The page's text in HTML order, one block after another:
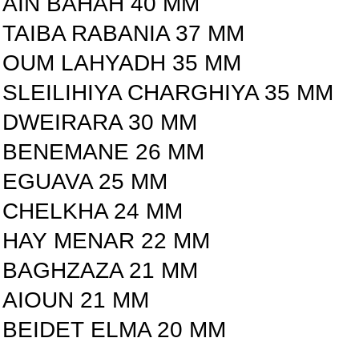
TAIBA RABANIA 37 MM
OUM LAHYADH 35 MM
SLEILIHIYA CHARGHIYA 35 MM
DWEIRARA 30 MM
BENEMANE 26 MM
EGUAVA 25 MM
CHELKHA 24 MM
HAY MENAR 22 MM
BAGHZAZA 21 MM
AIOUN 21 MM
BEIDET ELMA 20 MM